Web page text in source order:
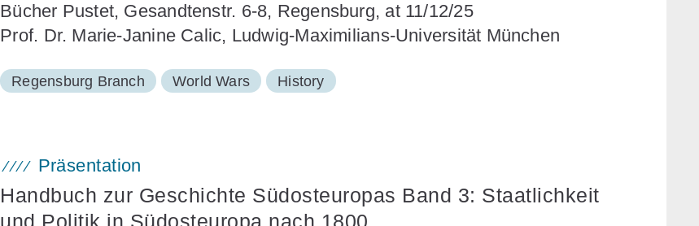
Bücher Pustet, Gesandtenstr. 6-8, Regensburg, at 11/12/25
Prof. Dr. Marie-Janine Calic, Ludwig-Maximilians-Universität München
Regensburg Branch World Wars History
Präsentation
Handbuch zur Geschichte Südosteuropas Band 3: Staatlichkeit
und Politik in Südosteuropa nach 1800